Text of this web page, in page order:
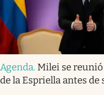
Agenda. Milei se
de la Espriella antes